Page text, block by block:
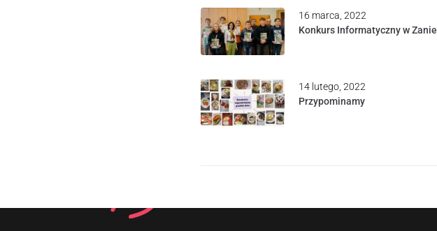
16 marca, 2022
Konkurs Informatyczny w Zanie
14 lutego, 2022
Przypominamy